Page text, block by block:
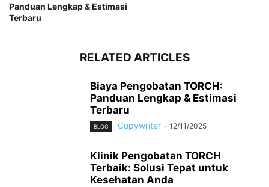
intervensi dini sangat membantu, seperti penyelamat
Panduan Lengkap & Estimasi
Terbaru
RELATED ARTICLES
Biaya Pengobatan TORCH:
Panduan Lengkap & Estimasi
Terbaru
BLOG Copywriter - 12/11/2025
Klinik Pengobatan TORCH
Terbaik: Solusi Tepat untuk
Kesehatan Anda